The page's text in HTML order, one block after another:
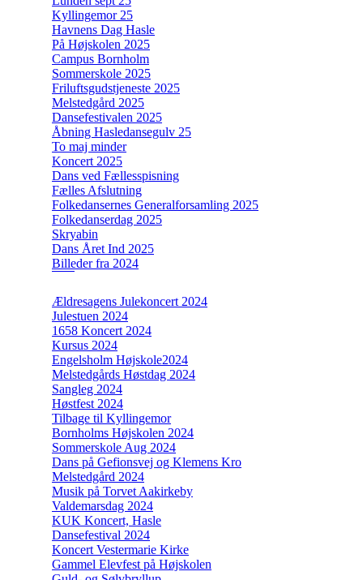
Kyllingemor 25
Havnens Dag Hasle
På Højskolen 2025
Campus Bornholm
Sommerskole 2025
Friluftsgudstjeneste 2025
Melstedgård 2025
Dansefestivalen 2025
Åbning Hasledansegulv 25
To maj minder
Koncert 2025
Dans ved Fællesspisning
Fælles Afslutning
Folkedansernes Generalforsamling 2025
Folkedanserdag 2025
Skryabin
Dans Året Ind 2025
Billeder fra 2024
Ældresagens Julekoncert 2024
Julestuen 2024
1658 Koncert 2024
Kursus 2024
Engelsholm Højskole2024
Melstedgårds Høstdag 2024
Sangleg 2024
Høstfest 2024
Tilbage til Kyllingemor
Bornholms Højskolen 2024
Sommerskole Aug 2024
Dans på Gefionsvej og Klemens Kro
Melstedgård 2024
Musik på Torvet Aakirkeby
Valdemarsdag 2024
KUK Koncert, Hasle
Dansefestival 2024
Koncert Vestermarie Kirke
Gammel Elevfest på Højskolen